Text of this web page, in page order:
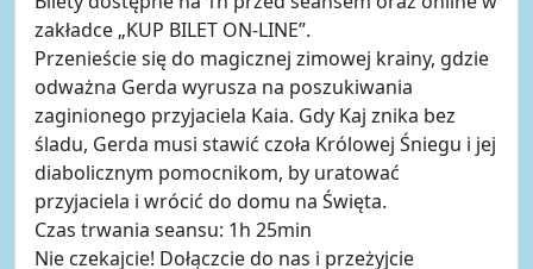
zakładce „KUP BILET ON-LINE”.
Przenieście się do magicznej zimowej krainy, gdzie
odważna Gerda wyrusza na poszukiwania
zaginionego przyjaciela Kaia. Gdy Kaj znika bez
śladu, Gerda musi stawić czoła Królowej Śniegu i jej
diabolicznym pomocnikom, by uratować
przyjaciela i wrócić do domu na Święta.
Czas trwania seansu: 1h 25min
Nie czekajcie! Dołączcie do nas i przeżyjcie